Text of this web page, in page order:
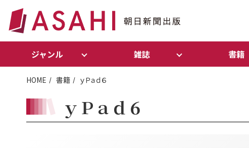
ジャンル 雑誌 書籍
HOME 書籍 ｙＰａｄ６
ｙＰａｄ６